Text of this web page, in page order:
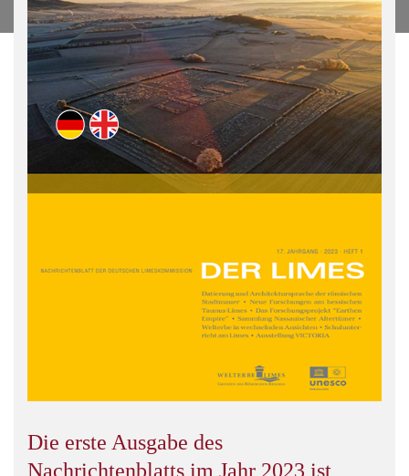
Die erste Ausgabe des
Nachrichtenblatts im Jahr 2023 ist